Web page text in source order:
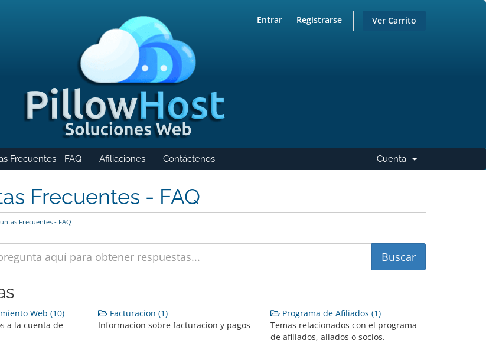
Entrar Registrarse Ver Carrito
Frecuentes - FAQ Afiliaciones Contáctenos Cuenta
Frecuentes - FAQ
Frecuentes - FAQ
Web (10)
a la cuenta de
Facturacion (1)
Informacion sobre facturacion y pagos
Programa de Afiliados (1)
Temas relacionados con el programa
de afiliados, aliados o socios.